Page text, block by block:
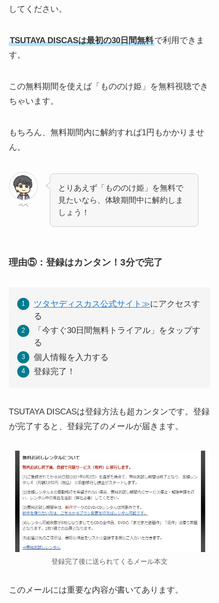
してください。
TSUTAYA DISCASは最初の30日間無料で利用できま
す。
この無料期間を使えば「もののけ姫」を無料視聴でき
ちゃいます。
もちろん、無料期間内に解約すれば1円もかかりませ
ん。
ペペ
とりあえず「もののけ姫」を無料で
見たいなら、体験期間中に解約しま
しょう！
理由⑤：登録はカンタン！3分で完了
ツタヤディスカス公式サイト≫にアクセスす
る
「今すぐ30日間無料トライアル」をタップす
る
個人情報を入力する
登録完了！
TSUTAYA DISCASは登録方法も超カンタンです。登録
が完了すると、登録完了のメールが届きます。
登録完了後に送られてくるメール本文
このメールには重要な内容が書いてあります。